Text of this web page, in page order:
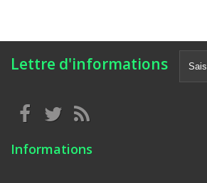
Lettre d'informations
Informations